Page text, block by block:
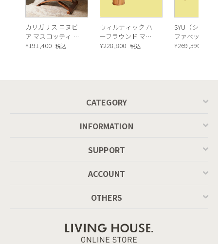
カリガリス コヌビ
ア マスコッティ 伸
長・昇降式テーブ
¥191,400 税込
ウィルティック ハ
ーフラウンド マテ
ィエラ塗装 ダイニ
¥228,800 税込
SYU（シュウ
ファベッド（
ュラル）
¥269,390
CATEGORY
INFORMATION
SUPPORT
ACCOUNT
OTHERS